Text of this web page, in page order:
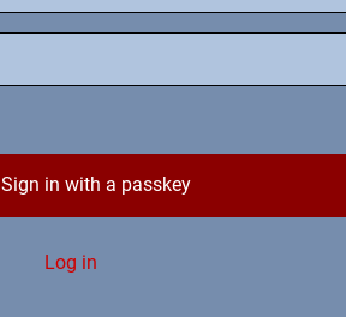
Sign in with a passkey
Log in